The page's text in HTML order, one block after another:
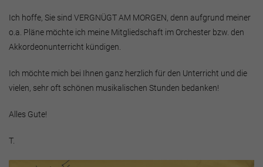
Ich hoffe, Sie sind VERGNÜGT AM MORGEN, denn aufgrund meiner
o.a. Pläne möchte ich meine Mitgliedschaft im Orchester bzw. den
Akkordeonunterricht kündigen.
Ich möchte mich bei Ihnen ganz herzlich für den Unterricht und die
vielen, sehr oft schönen musikalischen Stunden bedanken!
Alles Gute!
T.